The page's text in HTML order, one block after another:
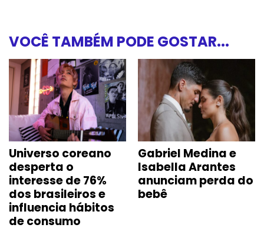
VOCÊ TAMBÉM PODE GOSTAR...
Universo coreano
desperta o
interesse de 76%
dos brasileiros e
influencia hábitos
de consumo
Gabriel Medina e
Isabella Arantes
anunciam perda do
bebê